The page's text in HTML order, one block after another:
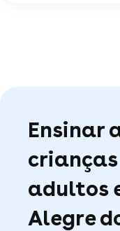
Ensinar
crianças
adultos
Alegre